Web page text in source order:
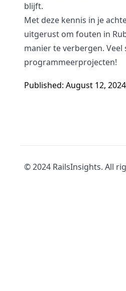
blijft.
Met deze kennis in je
uitgerust om fouten in
manier te verbergen. Veel
programmeerprojecten!
Published: August 12, 2024
© 2024 RailsInsights. All